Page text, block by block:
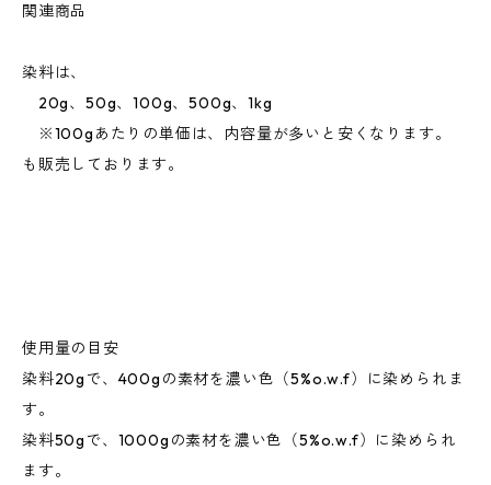
関連商品
染料は、
20g、50g、100g、500g、1kg
※100gあたりの単価は、内容量が多いと安くなります。
も販売しております。
使用量の目安
染料20gで、400gの素材を濃い色（5%o.w.f）に染められま
す。
染料50gで、1000gの素材を濃い色（5%o.w.f）に染められ
ます。